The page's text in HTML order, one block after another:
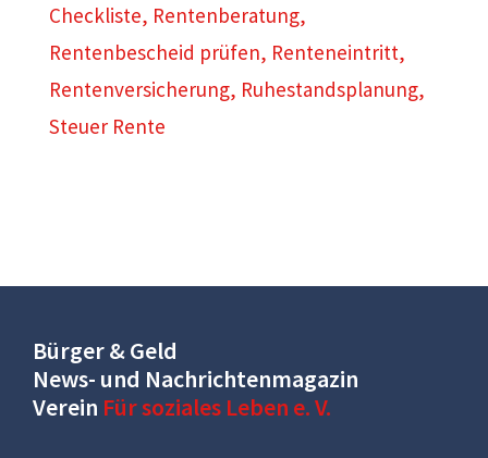
Checkliste, Rentenberatung,
Rentenbescheid prüfen, Renteneintritt,
Rentenversicherung, Ruhestandsplanung,
Steuer Rente
Bürger & Geld
News- und Nachrichtenmagazin
Verein Für soziales Leben e. V.